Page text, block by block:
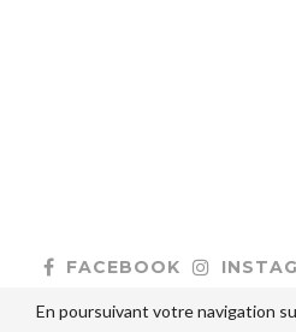
FACEBOOK
En poursuivant votre navigation